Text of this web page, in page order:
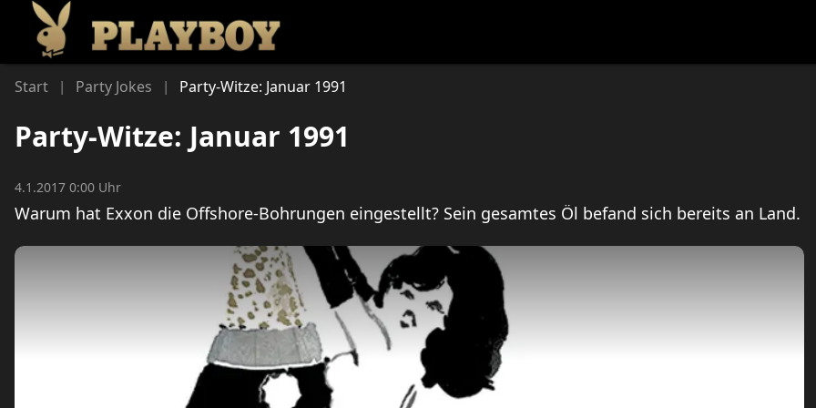
Start | Party Jokes | Party-Witze: Januar 1991
Party-Witze: Januar 1991
4.1.2017 0:00 Uhr
Warum hat Exxon die Offshore-Bohrungen eingestellt? Sein gesamtes Öl befand sich bereits an Land.